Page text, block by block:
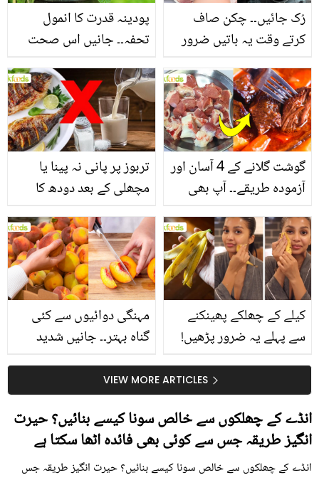
پودینہ قدرت کا انمول
تحفہ۔۔ جانیں اس صحت
انگیز طبی فوائد
رُک جائیں۔۔ چکن صاف
کرتے وقت یہ باتیں ضرور
تربوز پر پانی نہ پینا یا
مچھلی کے بعد دودھ کا
سے متعلق غلط فہمیوں کی
حقیقت کیا ہے اور افواہ
کیا؟
گوشت گلانے کے 4 آسان اور
آزمودہ طریقے۔۔ آپ بھی
بتائے راز
مہنگی دوائیوں سے کئی
گناہ بہتر۔۔ جانیں شدید
کیوں کھانا چاہیے؟
کیلے کے چھلکے پھینکنے
سے پہلے یہ ضرور پڑھیں!
سستا اور قدرتی حلVIEW MORE ARTICLES
انڈے کے چھلکوں سے خالص سونا کیسے بنائیں؟ حیرت
انگیز طریقہ جس سے کوئی بھی فائدہ اٹھا سکتا ہے
انڈے کے چھلکوں سے خالص سونا کیسے بنائیں؟ حیرت انگیز طریقہ جس